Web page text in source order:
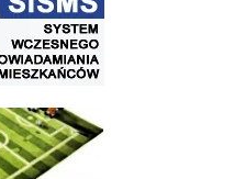
Orliki